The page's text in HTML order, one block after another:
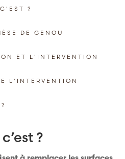
?
DE GENOU
ET L'INTERVENTION
L'INTERVENTION
?